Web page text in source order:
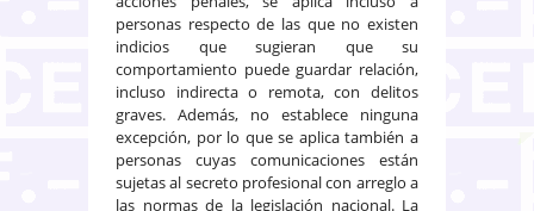
personas respecto de las que no existen
indicios que sugieran que su
comportamiento puede guardar relación,
incluso indirecta o remota, con delitos
graves. Además, no establece ninguna
excepción, por lo que se aplica también a
personas cuyas comunicaciones están
sujetas al secreto profesional con arreglo a
las normas de la legislación nacional. La